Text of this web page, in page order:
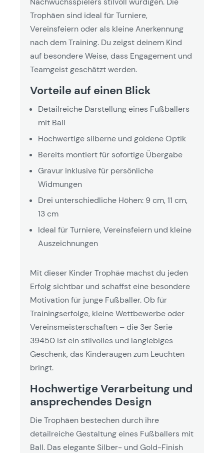
Trophäen sind ideal für Turniere,
Vereinsfeiern oder als kleine Anerkennung
nach dem Training. Du zeigst deinem Kind
auf besondere Weise, dass Engagement und
Teamgeist geschätzt werden.
Vorteile auf einen Blick
Detailreiche Darstellung eines Fußballers
mit Ball
Hochwertige silberne und goldene Optik
Bereits montiert für sofortige Übergabe
Gravur inklusive für persönliche
Widmungen
Drei unterschiedliche Höhen: 9 cm, 11 cm,
13 cm
Ideal für Turniere, Vereinsfeiern und kleine
Auszeichnungen
Mit dieser Kinder Trophäe machst du jeden
Erfolg sichtbar und schaffst eine besondere
Motivation für junge Fußballer. Ob für
Trainingserfolge, kleine Wettbewerbe oder
Vereinsmeisterschaften – die 3er Serie
39450 ist ein stilvolles und langlebiges
Geschenk, das Kinderaugen zum Leuchten
bringt.
Hochwertige Verarbeitung und
ansprechendes Design
Die Trophäen bestechen durch ihre
detailreiche Gestaltung eines Fußballers mit
Ball. Das elegante Silber- und Gold-Finish